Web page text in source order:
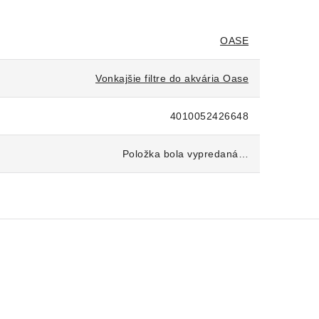
OASE
Vonkajšie filtre do akvária Oase
4010052426648
Položka bola vypredaná…